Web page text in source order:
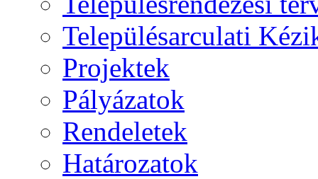
Településarculati
Projektek
Pályázatok
Rendeletek
Határozatok